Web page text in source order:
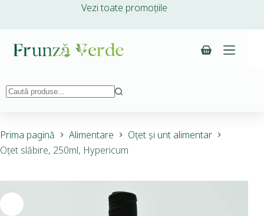
Vezi toate promoțiile
Prima pagină Alimentare
Oțet și unt alimentar
Oțet slăbire, 250ml, Hypericum